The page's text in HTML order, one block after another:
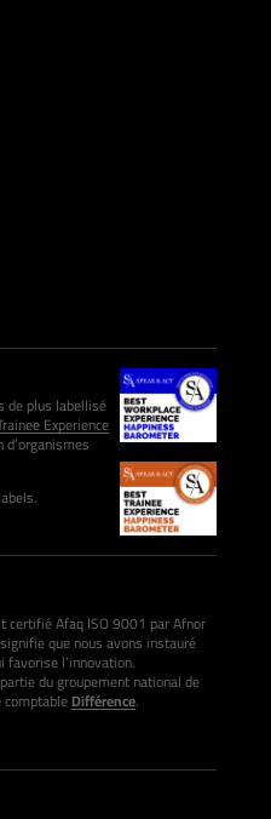
de plus labellisé
Experience
certifié Afaq ISO 9001 par Afnor
que nous avons instauré
favorise l’innovation.
du groupement national de
comptableDifférence.